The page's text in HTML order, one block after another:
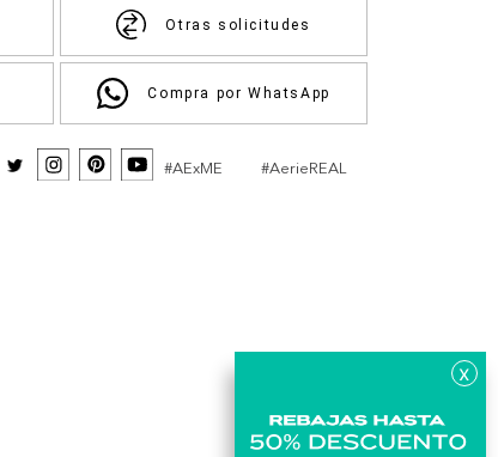
x
Otras solicitudes
Compra por WhatsApp
#AExME #AerieREAL